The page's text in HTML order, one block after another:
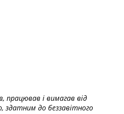
працював і вимагав від
здатним до беззавітного